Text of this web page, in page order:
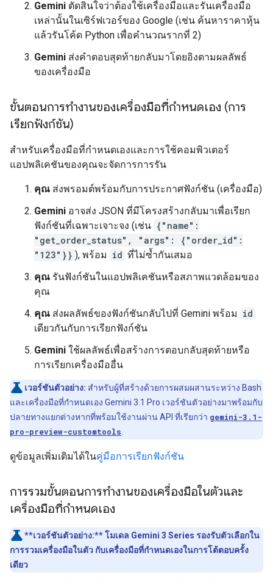
Gemini ตัดสินใจว่าต้องใช้เครื่องมือและรันเครื่องมือ
เหล่านั้นในเซิร์ฟเวอร์ของ Google (เช่น ค้นหาราคาหุ้น
แล้วรันโค้ด Python เพื่อคำนวณรากที่ 2)
Gemini ส่งคำตอบสุดท้ายกลับมาโดยอิงตามผลลัพธ์
ของเครื่องมือ
ขั้นตอนการทำงานของเครื่องมือที่กำหนดเอง (การ
เรียกฟังก์ชัน)
สำหรับเครื่องมือที่กำหนดเองและการใช้คอมพิวเตอร์
แอปพลิเคชันของคุณจะจัดการการรัน
คุณ ส่งพรอมต์พร้อมกับการประกาศฟังก์ชัน (เครื่องมือ)
Gemini อาจส่ง JSON ที่มีโครงสร้างกลับมาเพื่อเรียก
ฟังก์ชันที่เฉพาะเจาะจง (เช่น {"name":
"get_order_status", "args": {"order_id":
"123"}} ), พร้อม id ที่ไม่ซ้ำกันเสมอ
คุณ รันฟังก์ชันในแอปพลิเคชันหรือสภาพแวดล้อมของ
คุณ
คุณ ส่งผลลัพธ์ของฟังก์ชันกลับไปที่ Gemini พร้อม id
เดียวกันกับการเรียกฟังก์ชัน
Gemini ใช้ผลลัพธ์เพื่อสร้างการตอบกลับสุดท้ายหรือ
การเรียกเครื่องมืออื่น
เวอร์ชันตัวอย่าง: สำหรับผู้ที่สร้างด้วยการผสมผสานระหว่าง Bash
และเครื่องมือที่กำหนดเอง Gemini 3.1 Pro เวอร์ชันตัวอย่างมาพร้อมกับ
ปลายทางแยกต่างหากที่พร้อมใช้งานผ่าน API ที่เรียกว่า gemini-3.1-
pro-preview-customtools
ดูข้อมูลเพิ่มเติมได้ในคู่มือการเรียกฟังก์ชัน
การรวมขั้นตอนการทำงานของเครื่องมือในตัวและ
เครื่องมือที่กำหนดเอง
**เวอร์ชันตัวอย่าง:**โมเดล Gemini 3 Series รองรับตัวเลือกใน
การรวมเครื่องมือในตัว กับเครื่องมือที่กำหนดเองในการโต้ตอบครั้ง
เดียว